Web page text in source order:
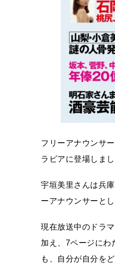
フリーアナウンサ
ラビアに登場しまし
宇垣美里さんは兵
ーアナウンサーと
現在放送中のドラ
加え、7ページにわ
も、自分が自分を